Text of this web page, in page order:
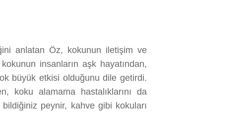
anlatan Öz, kokunun iletişim ve
insanların aşk hayatından,
büyük etkisi olduğunu dile getirdi.
koku alamama hastalıklarını da
peynir, kahve gibi kokuları